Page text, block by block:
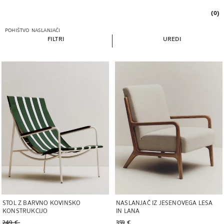
(0)
POHIŠTVO NASLANJAČI
FILTRI UREDI
STOL Z BARVNO KOVINSKO
KONSTRUKCIJO
Stara cena 249 €
249 €
Slika spremenjena na 1 od 5
NASLANJAČ IZ JESENOVEGA LESA
IN LANA
359 €
Slika spremenjena na 1 od 8